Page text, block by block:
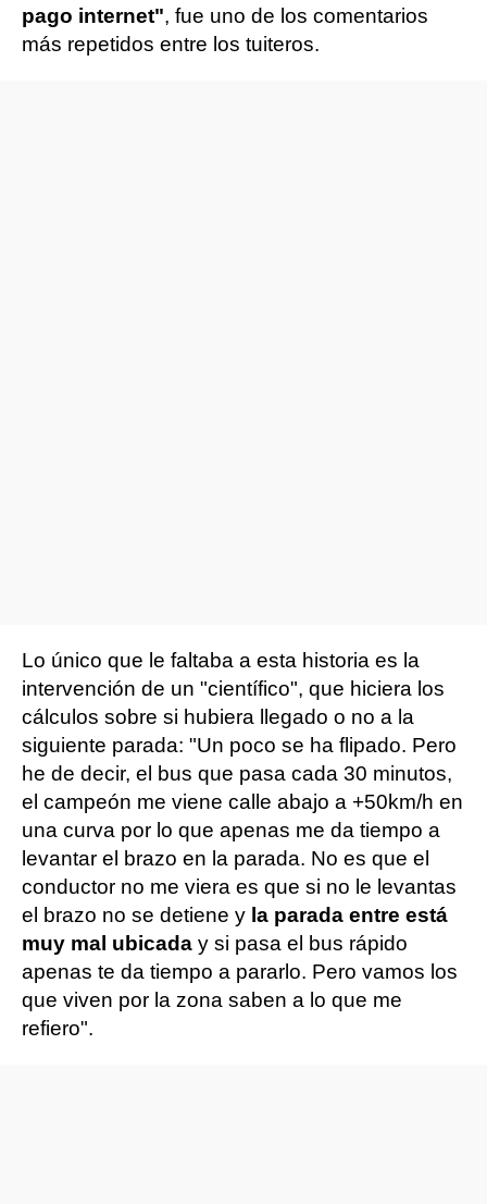
pago internet", fue uno de los comentarios
más repetidos entre los tuiteros.
Lo único que le faltaba a esta historia es la
intervención de un "científico", que hiciera los
cálculos sobre si hubiera llegado o no a la
siguiente parada: "Un poco se ha flipado. Pero
he de decir, el bus que pasa cada 30 minutos,
el campeón me viene calle abajo a +50km/h en
una curva por lo que apenas me da tiempo a
levantar el brazo en la parada. No es que el
conductor no me viera es que si no le levantas
el brazo no se detiene y la parada entre está
muy mal ubicada y si pasa el bus rápido
apenas te da tiempo a pararlo. Pero vamos los
que viven por la zona saben a lo que me
refiero".